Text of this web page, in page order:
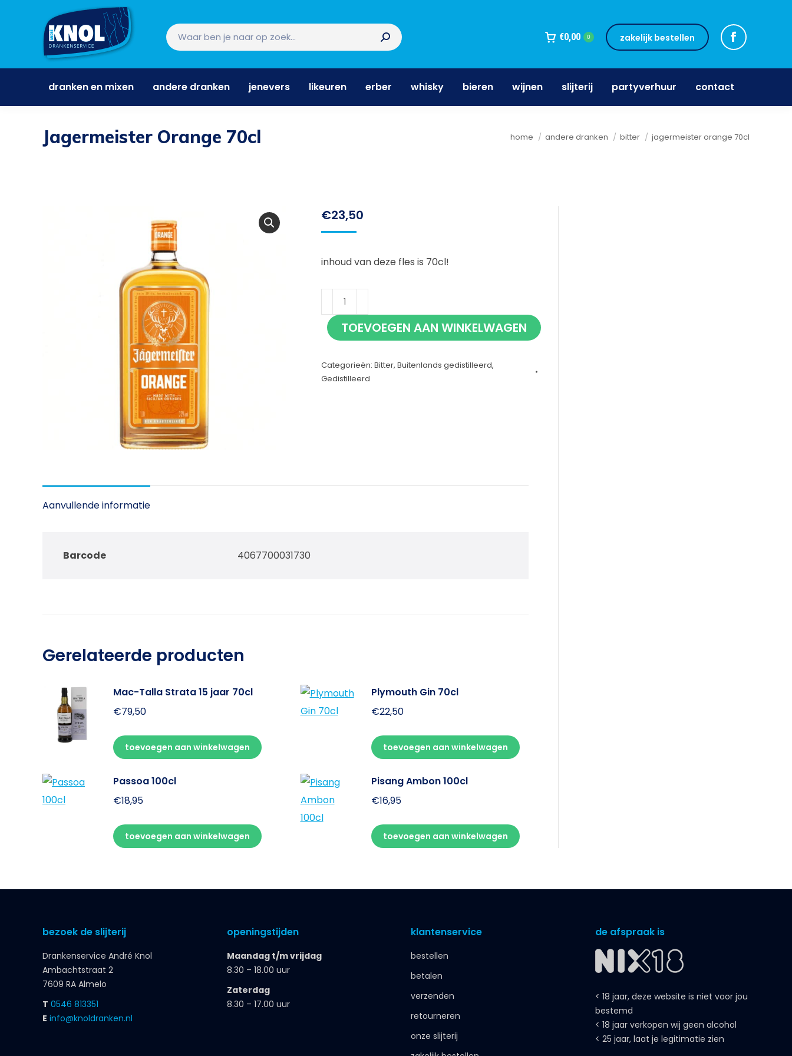
€0,00 0 zakelijk bestellen
dranken en mixen andere dranken jenevers likeuren erber whisky bieren wijnen slijterij partyverhuur contact
Jagermeister Orange 70cl Je bent hier:
home andere dranken bitter jagermeister orange 70cl
€23,50
inhoud van deze fles is 70cl!
Jagermeister
Orange
70cl
TOEVOEGEN AAN WINKELWAGEN
Categorieën: Bitter, Buitenlands gedistilleerd,
Gedistilleerd
Aanvullende informatie
Barcode 4067700031730
Gerelateerde producten
Mac-Talla Strata 15 jaar 70cl
€79,50
toevoegen aan winkelwagen
Plymouth Gin 70cl
€22,50
toevoegen aan winkelwagen
Passoa 100cl
€18,95
toevoegen aan winkelwagen
Pisang Ambon 100cl
€16,95
toevoegen aan winkelwagen
bezoek de slijterij
Drankenservice André Knol
Ambachtstraat 2
7609 RA Almelo
T 0546 813351
E info@knoldranken.nl
openingstijden
Maandag t/m vrijdag
8.30 – 18.00 uur
Zaterdag
8.30 – 17.00 uur
klantenservice
bestellen
betalen
verzenden
retourneren
onze slijterij
de afspraak is
< 18 jaar, deze website is niet voor jou
bestemd
< 18 jaar verkopen wij geen alcohol
< 25 jaar, laat je legitimatie zien
dranken en mixen